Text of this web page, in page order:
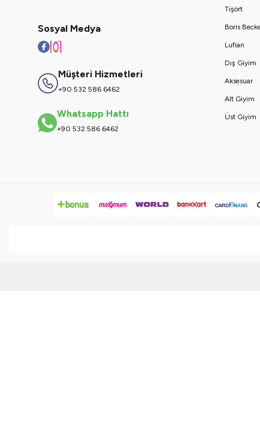
Sosyal Medya
Müşteri Hizmetleri
+90 532 586 6462
Whatsapp Hattı
+90 532 586 6462
Tişört
Boris
Lufian
Dış Giyim
Aksesuar
Alt Giyim
Üst Giyim